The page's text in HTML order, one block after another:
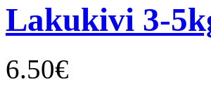
Lakukivi 3-
6.50€